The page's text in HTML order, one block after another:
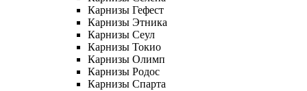
Карнизы Гефест
Карнизы Этника
Карнизы Сеул
Карнизы Токио
Карнизы Олимп
Карнизы Родос
Карнизы Спарта